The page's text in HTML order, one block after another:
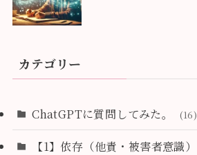
カテゴリー
ChatGPTに質問してみた。 (16)
【1】依存（他責・被害者意識）